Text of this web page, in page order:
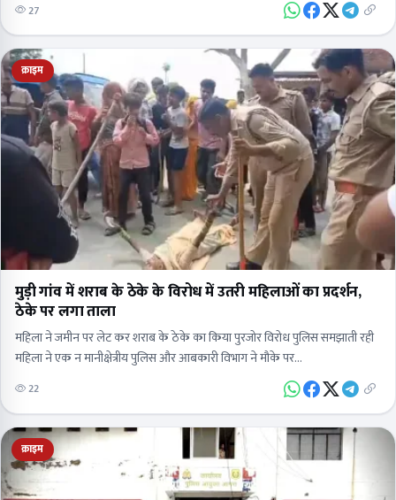
27
क्राइम
मुड़ी गांव में शराब के ठेके के विरोध में उतरी महिलाओं का प्रदर्शन,
ठेके पर लगा ताला
महिला ने जमीन पर लेट कर शराब के ठेके का किया पुरजोर विरोध पुलिस समझाती रही
महिला ने एक न मानीक्षेत्रीय पुलिस और आबकारी विभाग ने मौके पर…
22
क्राइम